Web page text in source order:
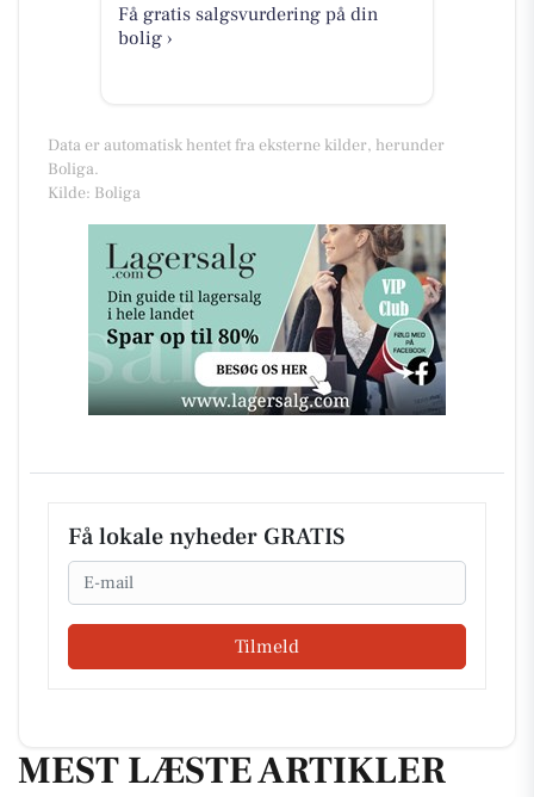
Få gratis salgsvurdering på din
bolig ›
Data er automatisk hentet fra eksterne kilder, herunder
Boliga.
Kilde: Boliga
Få lokale nyheder GRATIS
Email
Tilmeld
MEST LÆSTE ARTIKLER